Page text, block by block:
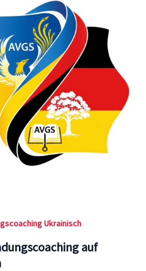
Ukrainisch
auf